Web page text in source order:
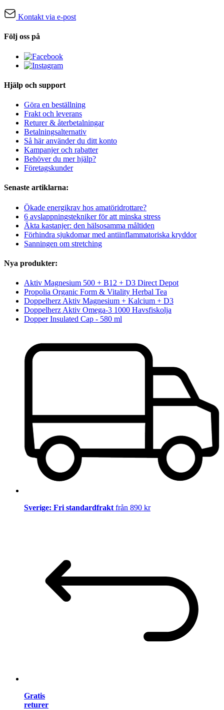
Kontakt via e-post
Följ oss på
Hjälp och support
Göra en beställning
Frakt och leverans
Returer & återbetalningar
Betalningsalternativ
Så här använder du ditt konto
Kampanjer och rabatter
Behöver du mer hjälp?
Företagskunder
Senaste artiklarna:
Ökade energikrav hos amatöridrottare?
6 avslappningstekniker för att minska stress
Äkta kastanjer: den hälsosamma måltiden
Förhindra sjukdomar med antiinflammatoriska kryddor
Sanningen om stretching
Nya produkter:
Aktiv Magnesium 500 + B12 + D3 Direct Depot
Propolia Organic Form & Vitality Herbal Tea
Doppelherz Aktiv Magnesium + Kalcium + D3
Doppelherz Aktiv Omega-3 1000 Havsfiskolja
Dopper Insulated Cap - 580 ml
Sverige: Fri standardfrakt från 890 kr
Gratis
returer